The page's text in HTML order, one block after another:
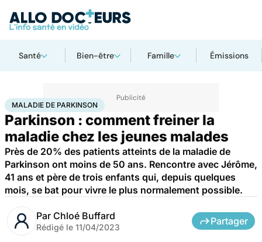
Santé Bien-être Famille Émissions
AccueilSantéMaladiesMaladie de Parkinson
MALADIE DE PARKINSON
Parkinson : comment freiner la
maladie chez les jeunes malades
Près de 20% des patients atteints de la maladie de
Parkinson ont moins de 50 ans. Rencontre avec Jérôme,
41 ans et père de trois enfants qui, depuis quelques
mois, se bat pour vivre le plus normalement possible.
Par Chloé Buffard
Rédigé le 11/04/2023
Partager